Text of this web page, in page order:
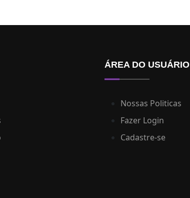
ÁREA DO USUÁRIO
Nossas Politicas
Fazer Login
Cadastre-se